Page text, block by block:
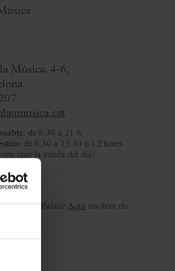
Música, 4-6,
: de 8.30 a 21 h.
: de 8.30 a 15.30 h i 2 hores
(per la venda del dia).
Palau
al Palau? Aquí resolem els